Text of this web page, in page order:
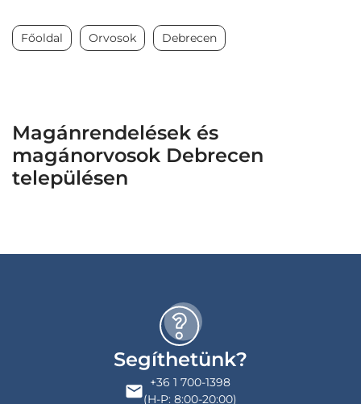
Főoldal Orvosok Debrecen
Magánrendelések és
magánorvosok Debrecen
településen
Segíthetünk?
+36 1 700-1398
(H-P: 8:00-20:00)